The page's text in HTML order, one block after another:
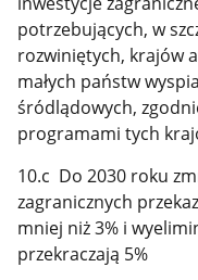
potrzebujących, w
rozwiniętych, krajów
małych państw
śródlądowych,
programami tych
10.c Do 2030 roku
zagranicznych
mniej niż 3% i
przekraczają 5%